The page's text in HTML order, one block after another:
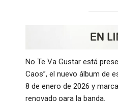
No Te Va Gustar está
Caos”, el nuevo álbum de
8 de enero de 2026 y
renovado para la banda.